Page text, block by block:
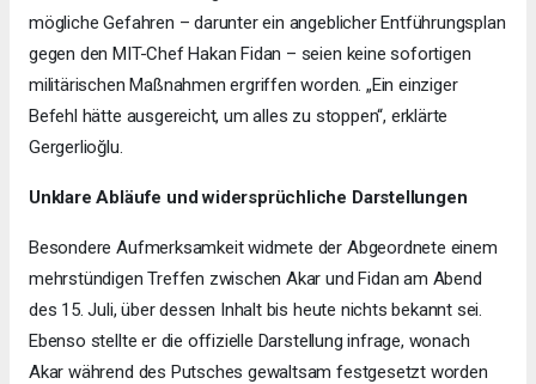
mögliche Gefahren – darunter ein angeblicher Entführungsplan
gegen den MIT-Chef Hakan Fidan – seien keine sofortigen
militärischen Maßnahmen ergriffen worden. „Ein einziger
Befehl hätte ausgereicht, um alles zu stoppen“, erklärte
Gergerlioğlu.
Unklare Abläufe und widersprüchliche Darstellungen
Besondere Aufmerksamkeit widmete der Abgeordnete einem
mehrstündigen Treffen zwischen Akar und Fidan am Abend
des 15. Juli, über dessen Inhalt bis heute nichts bekannt sei.
Ebenso stellte er die offizielle Darstellung infrage, wonach
Akar während des Putsches gewaltsam festgesetzt worden